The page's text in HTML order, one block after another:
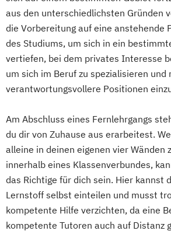
Digitale Musikproduktion
E-Commerce-Manager
E-Commerce-Manager (IHK)
E-Learning Trainer
Elektrische Steuerungs- und
Regelungstechnik
Elektronik für technische
Elektrotechnik
Elektrotechnik für Techniker
Ingenieure
Energiemanager
Englisch - Gesamtlehrgang
Englisch - Grundkurs
Englisch für den Beruf
Logistik: Grundlagen
Systeme Technologien
Logistikmanagement
Logistische Funktionsbereiche
Managing Diversity Marketing
Marketing & Sales
Materialflusssysteme -
Mergers & Acquisitions
Nachhaltigkeitsmanagement
Personal & Organisation
Personalmanagement &
Learning
Shiatsu-Praktiker/in
Sport- und Fitnesstrainer/in (B-
Systemische/r Berater/in /-
Tanz- und
Thai-Yoga Masseur/in
Train the Trainer – Trainer/in
Vegane und Vegetarische
Waldbaden-Coach &
Waldbaden
Wellnessmasseur/in
Wirbelsäulentherapie nach
Oberhausen Erfurt Mainz
Kassel Hagen Saarbrücken
Mülheim an der Ruhr
Ludwigshafen Oldenburg
Osnabrück Solingen
Neuss Darmstadt
Wolfsburg
Nahrungsergänzungsmittel
Fachberater/in für
Fachkraft für Betriebliches
Gesundheitsmanagement
Fachtrainer/in für
Fachtrainer/in für Bodybuilding
Fachtrainer/in für
Fachtrainer/in für
Fachtrainer/in für Seilzug- und
Freihanteltraining
Fachtrainer/in für Senioren
Fachtrainer/in für
Fachtrainer/in für
Fachwirt im Gesundheits- und
aus den unterschiedlichsten Gründen
die Vorbereitung auf eine anstehende
des Studiums, um sich in ein
vertiefen, bei dem privates Interesse
um sich im Beruf zu spezialisieren und
verantwortungsvollere Positionen
Am Abschluss eines Fernlehrgangs
du dir von Zuhause aus erarbeitest.
alleine in deinen eigenen vier Wänden
innerhalb eines Klassenverbundes,
das Richtige für dich sein. Hier kannst
Lernstoff selbst einteilen und musst
kompetente Hilfe verzichten, da eine
kompetente Tutoren auch auf Distanz